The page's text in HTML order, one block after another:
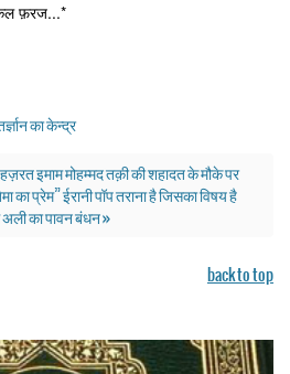
फ़रज...*
का केन्द्र
इमाम मोहम्मद तक़ी की शहादत के मौके पर
का प्रेम” ईरानी पॉप तराना है जिसका विषय है
का पावन बंधन »
back to top